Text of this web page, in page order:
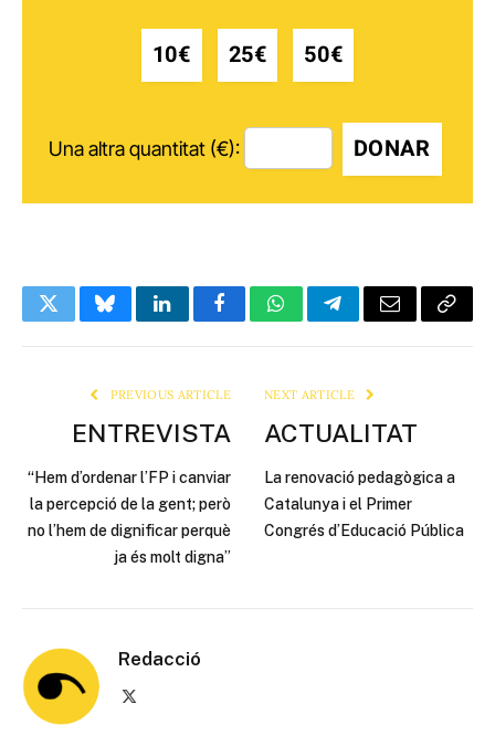
10€ 25€ 50€
Una altra quantitat (€): DONAR
TwitterBlueskyLinkedInFacebookWhatsAppTelegramEmail Copy
PREVIOUS ARTICLE
ENTREVISTA
“Hem d’ordenar l’FP i canviar
la percepció de la gent; però
no l’hem de dignificar perquè
ja és molt digna”
NEXT ARTICLE
ACTUALITAT
La renovació pedagògica a
Catalunya i el Primer
Congrés d’Educació Pública
Redacció